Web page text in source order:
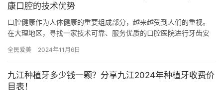
康口腔的技术优势
口腔健康作为人体健康的重要组成部分，越来越受到人们的重视。
在大理地区，寻找一家技术可靠、服务优质的口腔医院进行牙齿安
区三家…
全民爱美 2024年11月6日
九江种植牙多少钱一颗？分享九江2024年种植牙收费价
目表！